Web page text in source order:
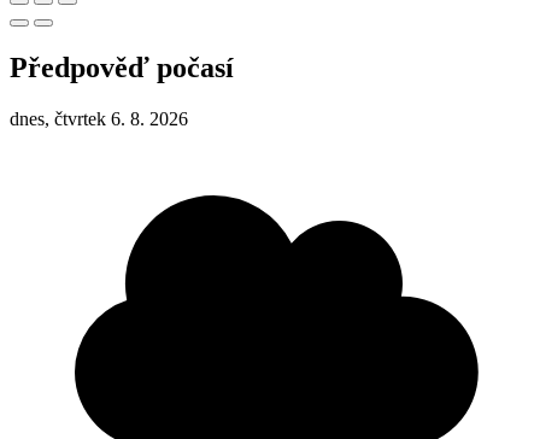
Předpověď počasí
dnes, čtvrtek 6. 8. 2026